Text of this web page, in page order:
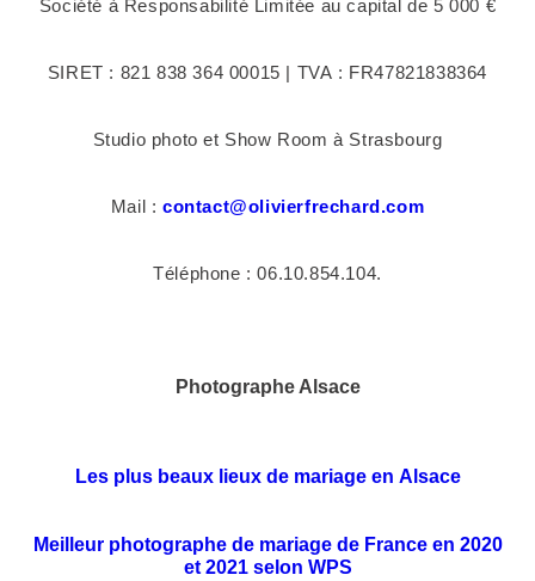
Société à Responsabilité Limitée au capital de 5 000 €
SIRET : 821 838 364 00015 | TVA : FR47821838364
Studio photo et Show Room à Strasbourg
Mail : contact@olivierfrechard.com
Téléphone : 06.10.854.104.
Photographe Alsace
Les plus beaux lieux de mariage en Alsace
Meilleur photographe de mariage de France en 2020
et 2021 selon WPS